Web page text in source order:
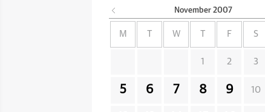
November 2007
M W F S
1 2 3
5 6 7 8 9 10